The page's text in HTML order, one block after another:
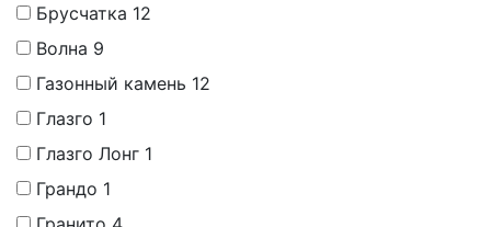
Брусчатка 12
Волна 9
Газонный камень 12
Глазго 1
Глазго Лонг 1
Грандо 1